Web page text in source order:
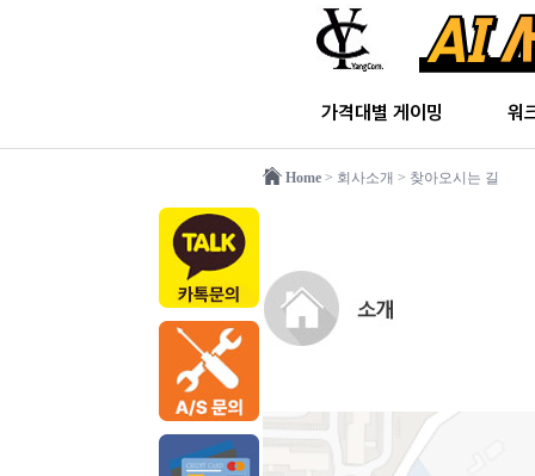
가격대별 게이밍 워
Home > 회사소개 > 찾아오시는 길